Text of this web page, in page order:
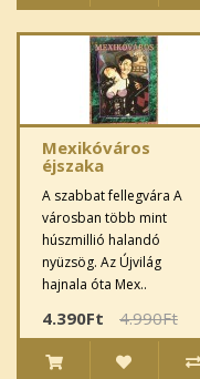
Mexikóváros
éjszaka
A szabbat fellegvára A
városban több mint
húszmillió halandó
nyüzsög. Az Újvilág
hajnala óta Mex..
4.390Ft 4.990Ft